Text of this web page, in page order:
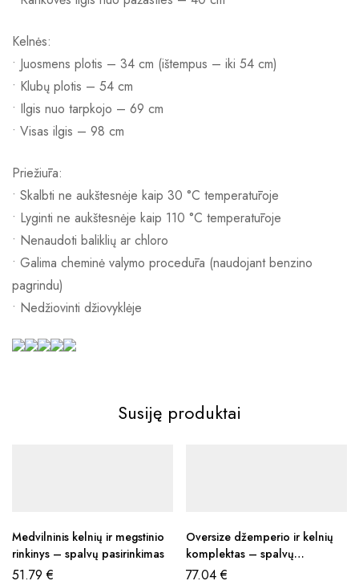
Kelnės:
• Juosmens plotis – 34 cm (ištempus – iki 54 cm)
• Klubų plotis – 54 cm
• Ilgis nuo tarpkojo – 69 cm
• Visas ilgis – 98 cm
Priežiūra:
• Skalbti ne aukštesnėje kaip 30 °C temperatūroje
• Lyginti ne aukštesnėje kaip 110 °C temperatūroje
• Nenaudoti baliklių ar chloro
• Galima cheminė valymo procedūra (naudojant benzino
pagrindu)
• Nedžiovinti džiovyklėje
Susiję produktai
Medvilninis kelnių ir megstinio
rinkinys – spalvų pasirinkimas
51.79€
Oversize džemperio ir kelnių
komplektas – spalvų
pasirinkimas
77.04€